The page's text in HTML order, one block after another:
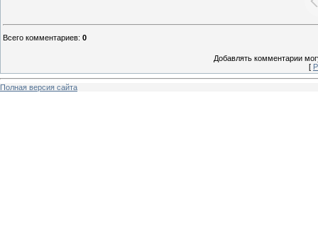
Всего комментариев: 0
Добавлять комментарии
[
Полная версия сайта